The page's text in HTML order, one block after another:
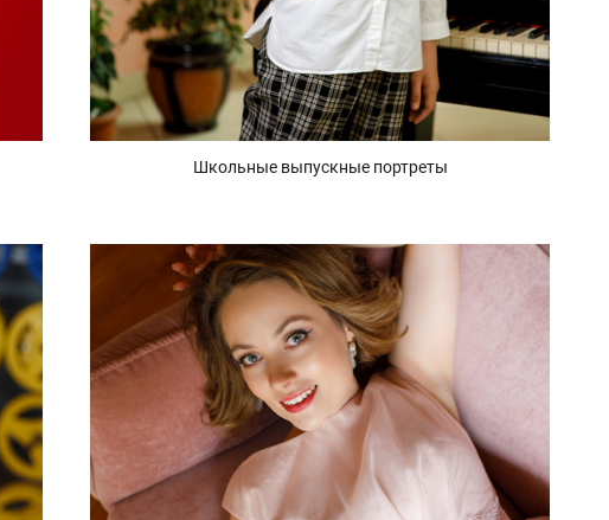
Школьные выпускные портреты